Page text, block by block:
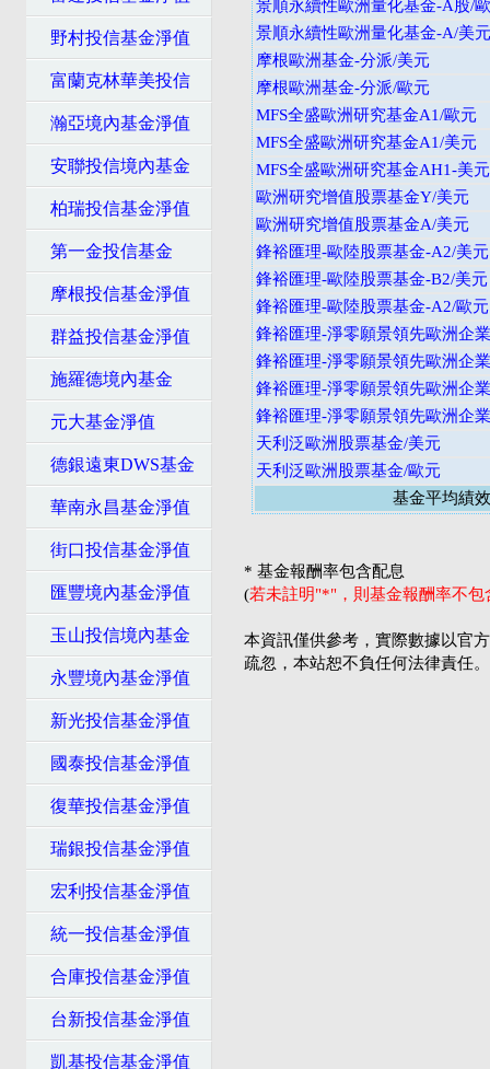
野村投信基金淨值
富蘭克林華美投信
瀚亞境內基金淨值
安聯投信境內基金
柏瑞投信基金淨值
第一金投信基金
摩根投信基金淨值
群益投信基金淨值
施羅德境內基金
元大基金淨值
德銀遠東DWS基金
華南永昌基金淨值
街口投信基金淨值
匯豐境內基金淨值
玉山投信境內基金
永豐境內基金淨值
新光投信基金淨值
國泰投信基金淨值
復華投信基金淨值
瑞銀投信基金淨值
宏利投信基金淨值
統一投信基金淨值
合庫投信基金淨值
台新投信基金淨值
凱基投信基金淨值
景順永續性歐洲量化基金-A股/
景順永續性歐洲量化基金-A/美
摩根歐洲基金-分派/美元
摩根歐洲基金-分派/歐元
MFS全盛歐洲研究基金A1/歐元
MFS全盛歐洲研究基金A1/美元
MFS全盛歐洲研究基金AH1-美
歐洲研究增值股票基金Y/美元
歐洲研究增值股票基金A/美元
鋒裕匯理-歐陸股票基金-A2/美元
鋒裕匯理-歐陸股票基金-B2/美元
鋒裕匯理-歐陸股票基金-A2/歐元
鋒裕匯理-淨零願景領先歐洲企
鋒裕匯理-淨零願景領先歐洲企
鋒裕匯理-淨零願景領先歐洲企
鋒裕匯理-淨零願景領先歐洲企
天利泛歐洲股票基金/美元
天利泛歐洲股票基金/歐元
基金平均績效
* 基金報酬率包含配息
(若未註明"*"，則基金報酬率不
本資訊僅供參考，實際數據以官
疏忽，本站恕不負任何法律責任。